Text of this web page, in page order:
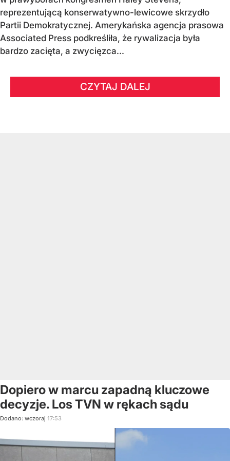
reprezentującą konserwatywno-lewicowe skrzydło
Partii Demokratycznej. Amerykańska agencja prasowa
Associated Press podkreśliła, że rywalizacja była
bardzo zacięta, a zwycięzca...
CZYTAJ DALEJ
Dopiero w marcu zapadną kluczowe
decyzje. Los TVN w rękach sądu
Dodano: wczoraj 17:53